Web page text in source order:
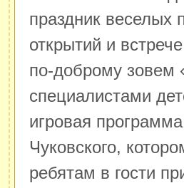
праздник веселых
открытий и
по-доброму зовем
специалистами
игровая
Чуковского,
ребятам в гости